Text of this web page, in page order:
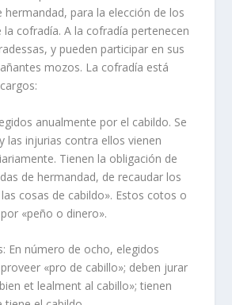
hermandad, para la elección de los
la cofradí­a. A la cofradí­a pertenecen
y pueden participar en sus
mozos. La cofradí­a está
anualmente por el cabildo. Se
las injurias contra ellos vienen
Tienen la obligación de
de hermandad, de recaudar los
cosas de cabildo». Estos cotos o
«peño o dinero».
En número de ocho, elegidos
«pro de cabillo»; deben jurar
et lealment al cabillo»; tienen